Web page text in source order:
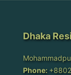
Dhaka
Phone: